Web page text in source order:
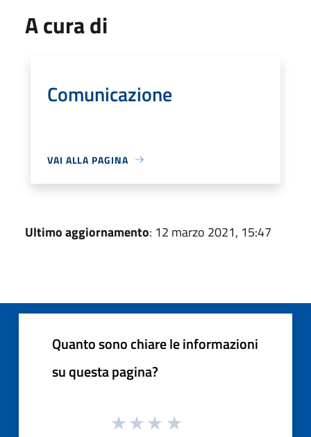
A cura di
Comunicazione
VAI ALLA PAGINA
Ultimo aggiornamento: 12 marzo 2021, 15:47
Quanto sono chiare le informazioni
su questa pagina?